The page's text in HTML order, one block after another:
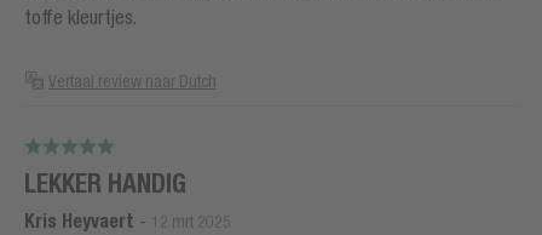
toffe kleurtjes.
Vertaal review naar Dutch
LEKKER HANDIG
Kris Heyvaert - 12 mrt 2025